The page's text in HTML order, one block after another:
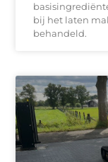
bij het laten
behandeld.